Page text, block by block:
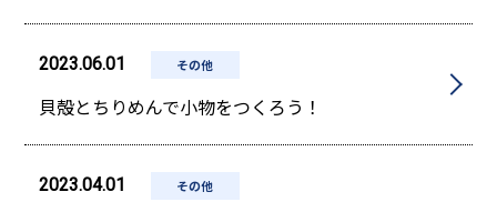
2023.06.01 その他
貝殻とちりめんで小物をつくろう！
2023.04.01 その他